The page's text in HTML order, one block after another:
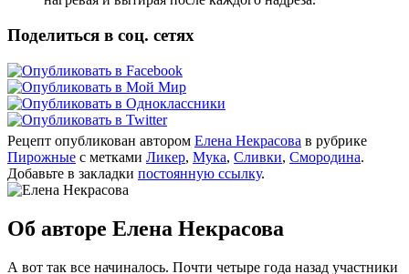
Поделиться в соц. сетях
Рецепт опубликован автором Елена Некрасова в рубрике
Пирожные с метками Ликер, Мука, Сливки, Смородина.
Добавьте в закладки постоянную ссылку.
Об авторе Елена Некрасова
А вот так все начиналось. Почти четыре года назад участники